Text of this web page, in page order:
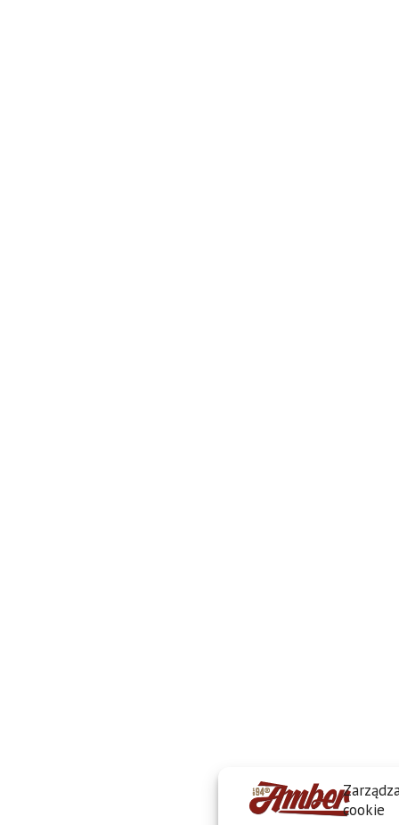
cookie